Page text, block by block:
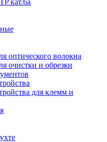
кат.6а
оптического волокна
очистки и обрезки
для клемм и